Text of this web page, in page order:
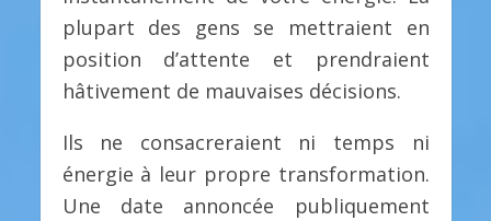
plupart des gens se mettraient en
position d’attente et prendraient
hâtivement de mauvaises décisions.
Ils ne consacreraient ni temps ni
énergie à leur propre transformation.
Une date annoncée publiquement